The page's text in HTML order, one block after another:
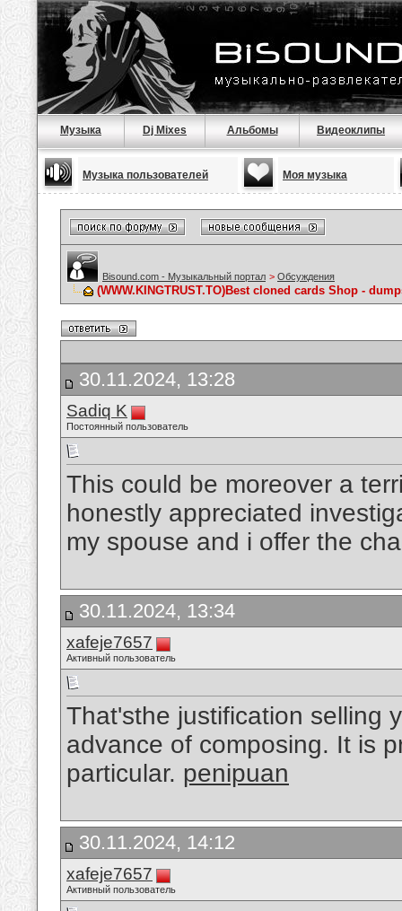
Музыка Dj Mixes Альбомы Видеоклипы
Музыка пользователей Моя музыка
Bisound.com - Музыкальный портал > Обсуждения
(WWW.KINGTRUST.TO)Best cloned cards Shop -
30.11.2024, 13:28
Sadiq K
Постоянный пользователь
This could be moreover a
honestly appreciated
my spouse and i offer the
30.11.2024, 13:34
xafeje7657
Активный пользователь
That'sthe justification selling
advance of composing. It is
particular. penipuan
30.11.2024, 14:12
xafeje7657
Активный пользователь